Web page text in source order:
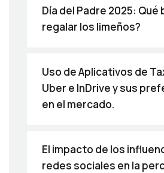
Día del Padre 2025: Qué
regalar los limeños?
Uso de Aplicativos de
Uber e InDrive y sus
en el mercado.
El impacto de los
redes sociales en la